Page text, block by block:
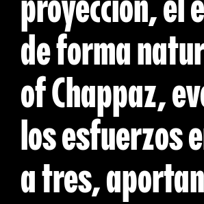
de forma
of Chappaz,
los esfuerzos
a tres,